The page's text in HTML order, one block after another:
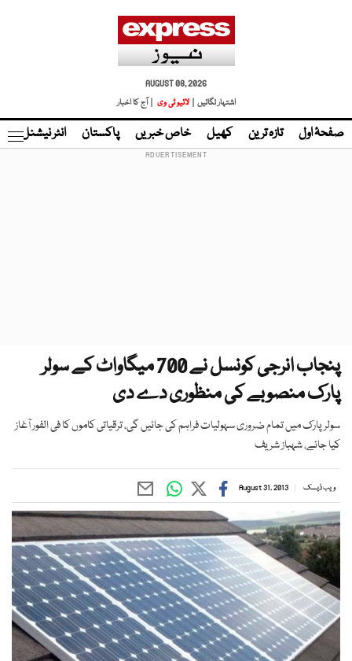
AUGUST 08, 2026
اشتہار لگائیں |
لائیو ٹی وی | آج کا اخبار
صفحۂ اول تازہ ترین کھیل خاص خبریں پاکستان انٹر نیشنل
پنجاب انرجی کونسل نے 700 میگاواٹ کے سولر
پارک منصوبے کی منظوری دے دی
سولر پارک میں تمام ضروری سہولیات فراہم کی جائیں گی، ترقیاتی کاموں کا فی الفور آغاز
کیا جائے، شہباز شریف
ویب ڈیسک August 31, 2013